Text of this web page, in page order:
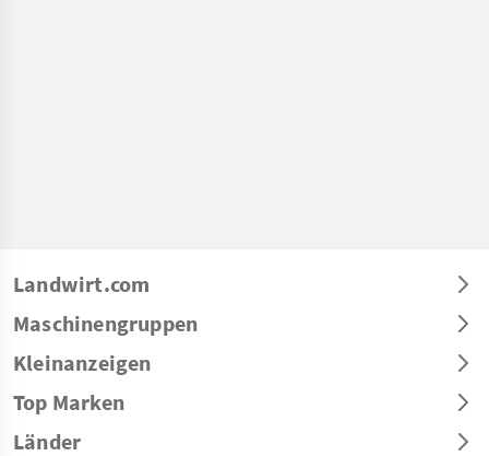
Landwirt.com
Maschinengruppen
Kleinanzeigen
Top Marken
Länder